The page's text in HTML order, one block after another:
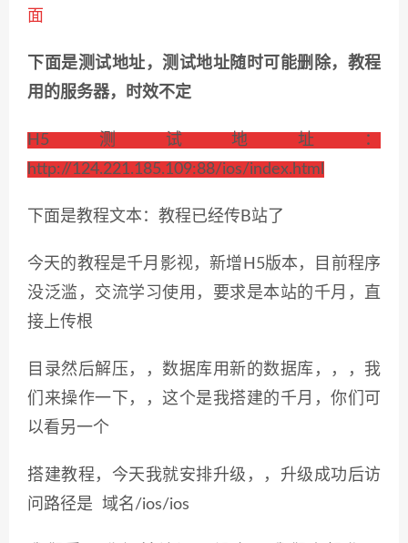
面
下面是测试地址，测试地址随时可能删除，教程
用的服务器，时效不定
H5测试地址：
http://124.221.185.109:88/ios/index.html
下面是教程文本：教程已经传B站了
今天的教程是千月影视，新增H5版本，目前程序
没泛滥，交流学习使用，要求是本站的千月，直
接上传根
目录然后解压，，数据库用新的数据库，，，我
们来操作一下，，这个是我搭建的千月，你们可
以看另一个
搭建教程，今天我就安排升级，，升级成功后访
问路径是 域名/ios/ios